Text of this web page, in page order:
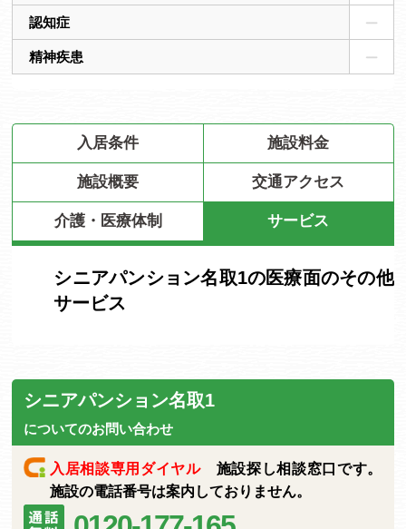
認知症
精神疾患
入居条件 施設料金
施設概要 交通アクセス
介護・医療体制 サービス
シニアパンション名取1の医療面のその他
サービス
シニアパンション名取1
についてのお問い合わせ
入居相談専用ダイヤル施設探し相談窓口です。
施設の電話番号は案内しておりません。